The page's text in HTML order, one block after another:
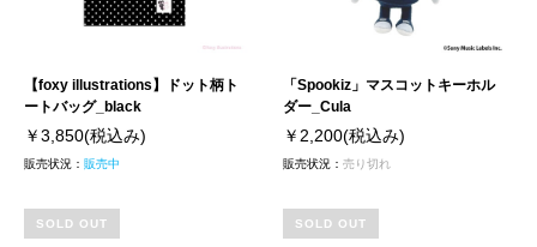
【foxy illustrations】ドット柄ト
ートバッグ_black
￥3,850(税込み)
販売状況： 販売中
「Spookiz」マスコットキーホル
ダー_Cula
￥2,200(税込み)
販売状況：売り切れ
SOLD OUT SOLD OUT